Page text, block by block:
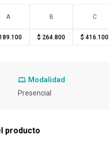
A B C
$ 264.800 $ 416.100
Modalidad
Presencial
producto
torneo bolos
10. salon